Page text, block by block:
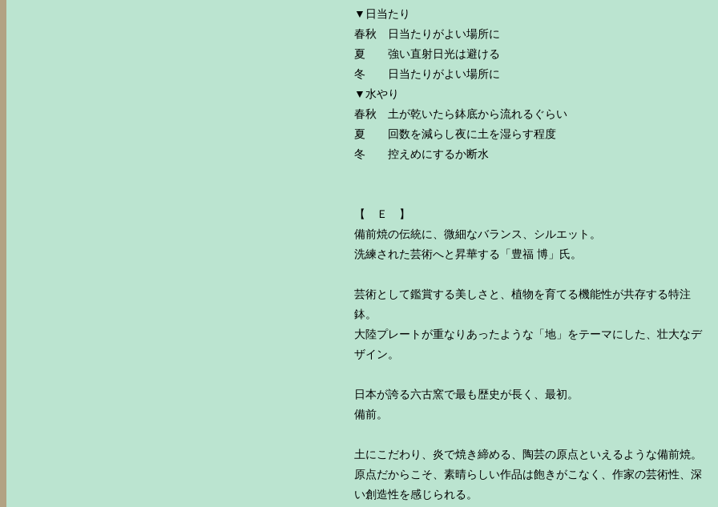
▼日当たり
春秋 日当たりがよい場所に
夏 強い直射日光は避ける
冬 日当たりがよい場所に
▼水やり
春秋 土が乾いたら鉢底から流れるぐらい
夏 回数を減らし夜に土を湿らす程度
冬 控えめにするか断水
【 Ｅ 】
備前焼の伝統に、微細なバランス、シルエット。
洗練された芸術へと昇華する「豊福 博」氏。
芸術として鑑賞する美しさと、植物を育てる機能性が共存する特注
鉢。
大陸プレートが重なりあったような「地」をテーマにした、壮大なデ
ザイン。
日本が誇る六古窯で最も歴史が長く、最初。
備前。
土にこだわり、炎で焼き締める、陶芸の原点といえるような備前焼。
原点だからこそ、素晴らしい作品は飽きがこなく、作家の芸術性、深
い創造性を感じられる。